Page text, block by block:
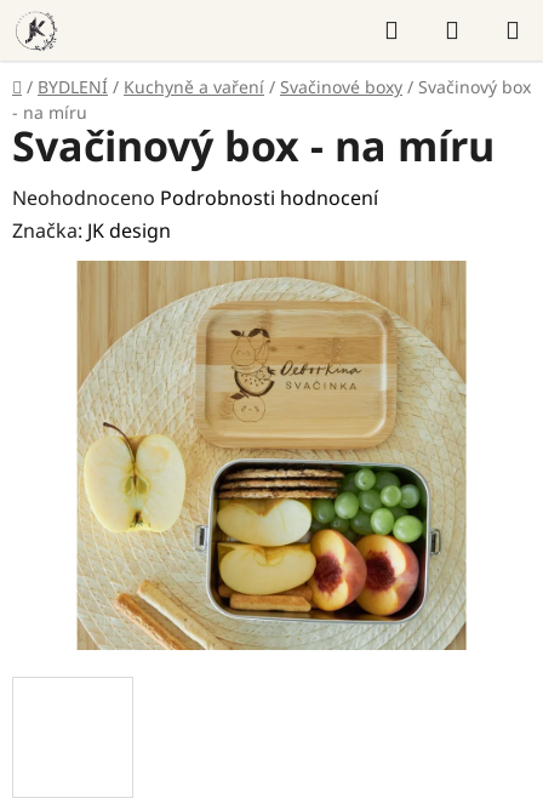
Přejít
na
obsah
Hledat
KOŠÍK
Domů
/ BYDLENÍ / Kuchyně a vaření / Svačinové boxy / Svačinový box
- na míru
Svačinový box - na míru
Průměrné
hodnocení
produktu
hvězdiček.
Neohodnoceno Podrobnosti hodnocení
Značka: JK design